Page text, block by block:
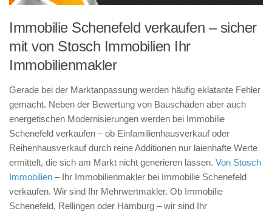
Immobilie Schenefeld verkaufen – sicher
mit von Stosch Immobilien Ihr
Immobilienmakler
Gerade bei der Marktanpassung werden häufig eklatante Fehler
gemacht. Neben der Bewertung von Bauschäden aber auch
energetischen Modernisierungen werden bei Immobilie
Schenefeld verkaufen – ob Einfamilienhausverkauf oder
Reihenhausverkauf durch reine Additionen nur laienhafte Werte
ermittelt, die sich am Markt nicht generieren lassen. Von Stosch
Immobilien – Ihr Immobilienmakler bei Immobilie Schenefeld
verkaufen. Wir sind Ihr Mehrwertmakler. Ob Immobilie
Schenefeld, Rellingen oder Hamburg – wir sind Ihr